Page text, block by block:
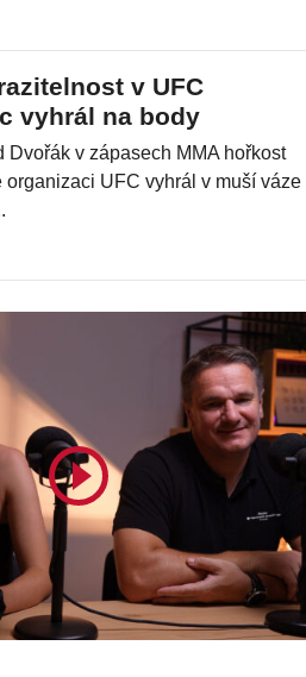
v UFC
vyhrál na body
Dvořák v zápasech MMA hořkost
organizaci UFC vyhrál v muší váze